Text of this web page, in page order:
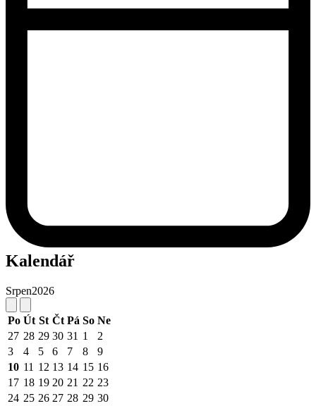
Kalendář
Srpen2026
Po Út St Čt Pá So Ne
27 28 29 30 31 1
2
3
4 5 6 7 8
9
10 11 12 13 14 15 16
17 18 19 20 21 22 23
24 25 26 27 28 29 30